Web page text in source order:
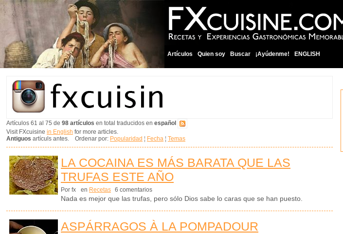
Artículos Quien soy Buscar ¡Ayúdenme! ENGLISH
Artículos 61 al 75 de 98 artículos en total traducidos en español
Visit FXcuisine in English for more articles.
Antiguos artículs antes. Ordenar por: Popularidad ¦ Fecha ¦ Temas
LA COCAINA ES MÁS BARATA QUE LAS
TRUFAS ESTE AÑO
Por fx en Recetas 6 comentarios
Nada es mejor que las trufas, pero sólo Dios sabe lo caras que se han puesto.
ASPÁRRAGOS À LA POMPADOUR